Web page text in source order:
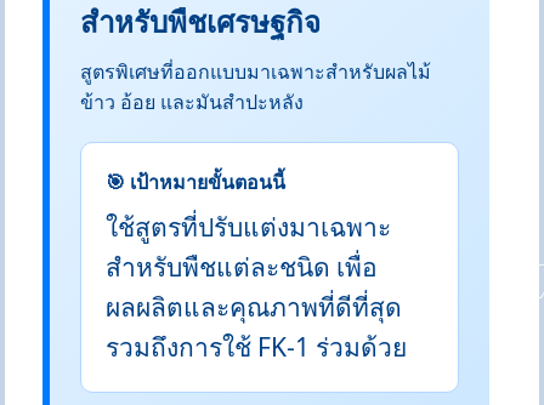
สำหรับพืชเศรษฐกิจ
สูตรพิเศษที่ออกแบบมาเฉพาะสำหรับผลไม้
ข้าว อ้อย และมันสำปะหลัง
🎯 เป้าหมายขั้นตอนนี้
ใช้สูตรที่ปรับแต่งมาเฉพาะ
สำหรับพืชแต่ละชนิด เพื่อ
ผลผลิตและคุณภาพที่ดีที่สุด
รวมถึงการใช้ FK-1 ร่วมด้วย